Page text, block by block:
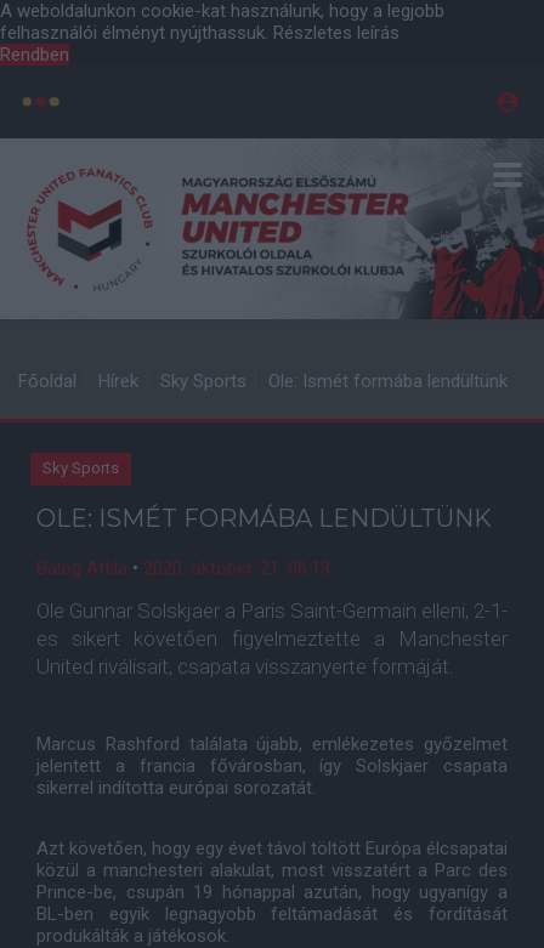
A weboldalunkon cookie-kat használunk, hogy a legjobb
felhasználói élményt nyújthassuk. Részletes leírás
Rendben
Főoldal Hírek Sky Sports Ole: Ismét formába lendültünk
Sky Sports
OLE: ISMÉT FORMÁBA LENDÜLTÜNK
Balog Attila • 2020. október. 21. 06:13
Ole Gunnar Solskjaer a Paris Saint-Germain elleni, 2-1-
es sikert követően figyelmeztette a Manchester
United riválisait, csapata visszanyerte formáját.
Marcus Rashford találata újabb, emlékezetes győzelmet
jelentett a francia fővárosban, így Solskjaer csapata
sikerrel indította európai sorozatát.
Azt követően, hogy egy évet távol töltött Európa élcsapatai
közül a manchesteri alakulat, most visszatért a Parc des
Prince-be, csupán 19 hónappal azután, hogy ugyanígy a
BL-ben egyik legnagyobb feltámadását és fordítását
produkálták a játékosok.